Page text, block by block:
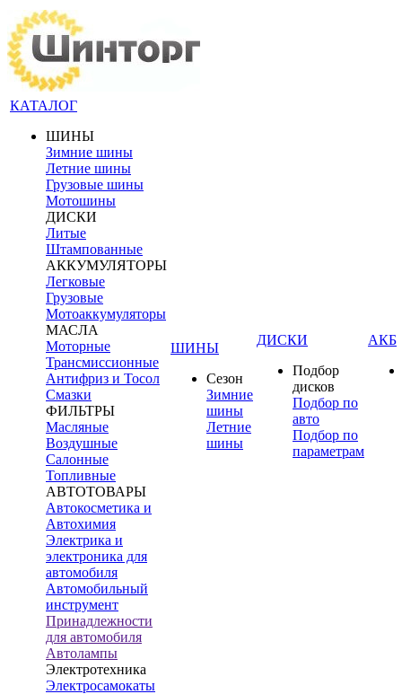
КАТАЛОГ
ШИНЫ
Зимние шины
Летние шины
Грузовые шины
Мотошины
ДИСКИ
Литые
Штампованные
АККУМУЛЯТОРЫ
Легковые
Грузовые
Мотоаккумуляторы
МАСЛА
Моторные
Трансмиссионные
Антифриз и Тосол
Смазки
ФИЛЬТРЫ
Масляные
Воздушные
Салонные
Топливные
АВТОТОВАРЫ
Автокосметика и
Автохимия
Электрика и
электроника для
автомобиля
Автомобильный
инструмент
Принадлежности
для автомобиля
Автолампы
Электротехника
Электросамокаты
ШИНЫ
Сезон
Зимние
шины
Летние
шины
ДИСКИ
Подбор
дисков
Подбор по
авто
Подбор по
параметрам
АКБ